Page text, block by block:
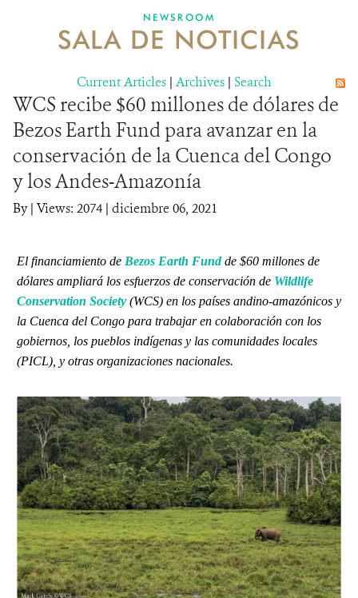
MECANISMO DE ATENCIÓN DE QUEJAS Y RECLAMOS
DONA
NEWSROOM
SALA DE NOTICIAS
Current Articles | Archives | Search
WCS recibe $60 millones de dólares de
Bezos Earth Fund para avanzar en la
conservación de la Cuenca del Congo
y los Andes-Amazonía
By| Views: 2074 | diciembre 06, 2021
El financiamiento de Bezos Earth Fundde $60 millones de
dólares ampliará los esfuerzos de conservación de Wildlife
Conservation Society (WCS) en los países andino-amazónicos y
la Cuenca del Congo para trabajar en colaboración con los
gobiernos, los pueblos indígenas y las comunidades locales
(PICL), y otras organizaciones nacionales.